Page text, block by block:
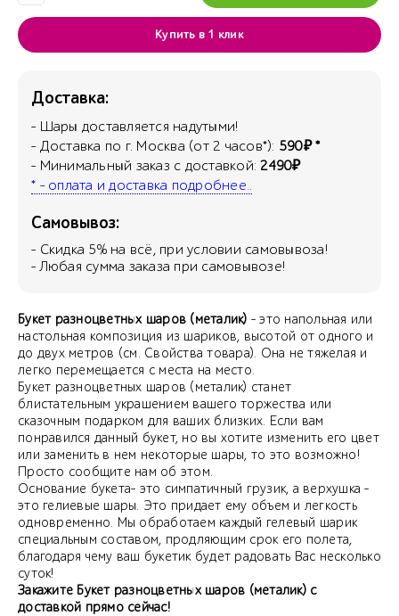
Купить в 1 клик
Доставка:
- Шары доставляется надутыми!
- Доставка по г. Москва (от 2 часов*): 590₽ *
- Минимальный заказ с доставкой:2490₽
* - оплата и доставка подробнее..
Самовывоз:
- Скидка 5% на всё, при условии самовывоза!
- Любая сумма заказа при самовывозе!
Букет разноцветных шаров (металик) - это напольная или
настольная композиция из шариков, высотой от одного и
до двух метров (см. Свойства товара). Она не тяжелая и
легко перемещается с места на место.
Букет разноцветных шаров (металик) станет
блистательным украшением вашего торжества или
сказочным подарком для ваших близких. Если вам
понравился данный букет, но вы хотите изменить его цвет
или заменить в нем некоторые шары, то это возможно!
Просто сообщите нам об этом.
Основание букета- это симпатичный грузик, а верхушка -
это гелиевые шары. Это придает ему объем и легкость
одновременно. Мы обработаем каждый гелевый шарик
специальным составом, продляющим срок его полета,
благодаря чему ваш букетик будет радовать Вас несколько
суток!
Закажите Букет разноцветных шаров (металик) с
доставкой прямо сейчас!